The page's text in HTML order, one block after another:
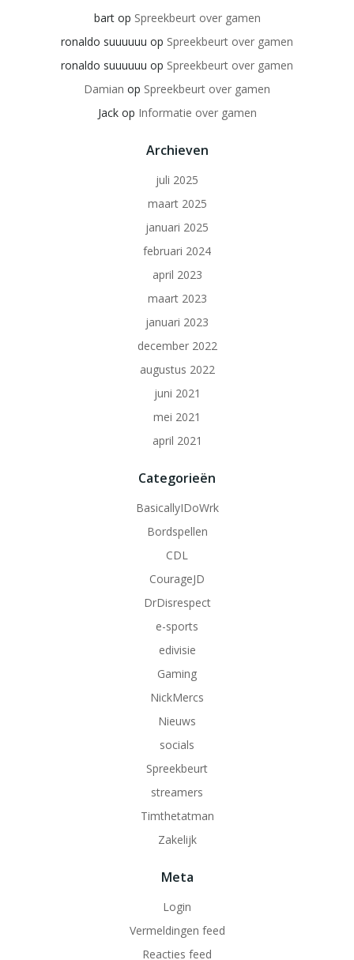
bartop Spreekbeurt over gamen
ronaldo suuuuuu op Spreekbeurt over gamen
ronaldo suuuuuu op Spreekbeurt over gamen
Damian op Spreekbeurt over gamen
Jackop Informatie over gamen
Archieven
juli 2025
maart 2025
januari 2025
februari 2024
april 2023
maart 2023
januari 2023
december 2022
augustus 2022
juni 2021
mei 2021
april 2021
Categorieën
BasicallyIDoWrk
Bordspellen
CDL
CourageJD
DrDisrespect
e-sports
edivisie
Gaming
NickMercs
Nieuws
socials
Spreekbeurt
streamers
Timthetatman
Zakelijk
Meta
Login
Vermeldingen feed
Reacties feed